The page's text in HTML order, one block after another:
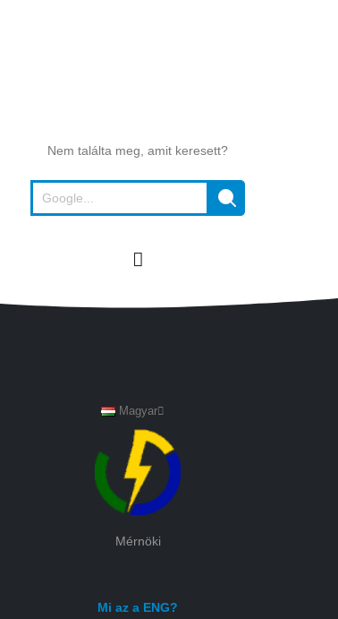
Nem találta meg, amit keresett?
Magyar
Mérnöki
Mi az a ENG?